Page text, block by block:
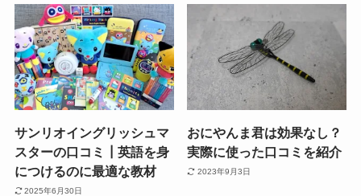
サンリオイングリッシュマ
スターの口コミ┃英語を身
につけるのに最適な教材
2025年6月30日
おにやんま君は効果なし？
実際に使った口コミを紹介
2023年9月3日